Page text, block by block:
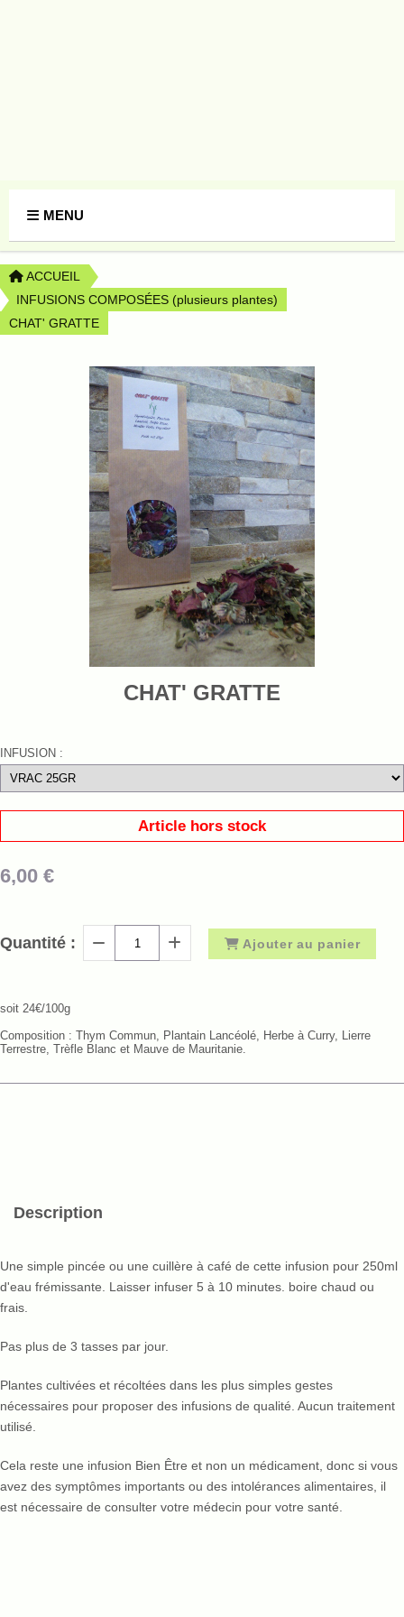
MENU
ACCUEIL
INFUSIONS COMPOSÉES (plusieurs plantes)
CHAT' GRATTE
CHAT' GRATTE
INFUSION :
Article hors stock
6,00 €
Quantité : Ajouter au panier
soit 24€/100g
Composition : Thym Commun, Plantain Lancéolé, Herbe à Curry, Lierre
Terrestre, Trèfle Blanc et Mauve de Mauritanie.
Description
Une simple pincée ou une cuillère à café de cette infusion pour 250ml
d'eau frémissante. Laisser infuser 5 à 10 minutes. boire chaud ou
frais.
Pas plus de 3 tasses par jour.
Plantes cultivées et récoltées dans les plus simples gestes
nécessaires pour proposer des infusions de qualité. Aucun traitement
utilisé.
Cela reste une infusion Bien Être et non un médicament, donc si vous
avez des symptômes importants ou des intolérances alimentaires, il
est nécessaire de consulter votre médecin pour votre santé.